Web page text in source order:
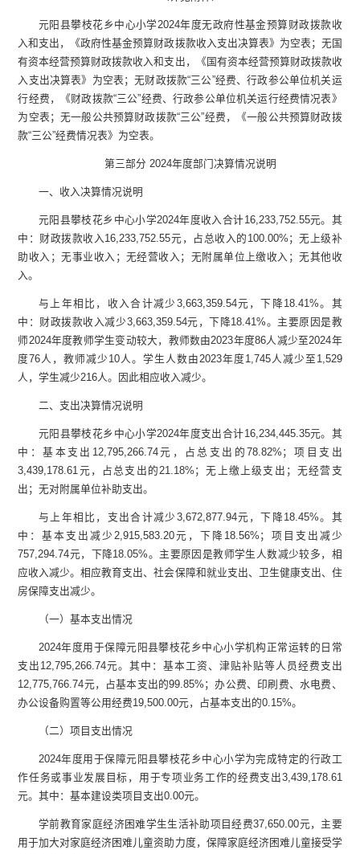
元阳县攀枝花乡中心小学2024年度无政府性基金预算财政拨款收
入和支出，《政府性基金预算财政拨款收入支出决算表》为空表；无国
有资本经营预算财政拨款收入和支出，《国有资本经营预算财政拨款收
入支出决算表》为空表；无财政拨款“三公”经费、行政参公单位机关运
行经费，《财政拨款“三公”经费、行政参公单位机关运行经费情况表》
为空表；无一般公共预算财政拨款“三公”经费，《一般公共预算财政拨
款“三公”经费情况表》为空表。
第三部分 2024年度部门决算情况说明
一、收入决算情况说明
元阳县攀枝花乡中心小学2024年度收入合计16,233,752.55元。其
中：财政拨款收入16,233,752.55元 ，占总收入的 100.00% ； 无 上级补
助收入； 无事业收入； 无经营收入； 无附属单位 上缴收入； 无其他收
入。
与上年相比， 收入合计减少 3,663,359.54元，下降18.41%。其
中： 财政拨款收入减少3,663,359.54元，下降18.41%。 主要原因是教
师2024年度教师学生变动较大，教师数由2023年度86人减少至2024年
度76人，教师减少 10人。学生人数由2023年度 1,745人减少至 1,529
人，学生减少216人。因此相应收入减少。
二、支出决算情况说明
元阳县攀枝花乡中心小学2024年度支出合计16,234,445.35元。其
中：基本支出 12,795,266.74元 ，占总支出的78.82% ；项目支出
3,439,178.61元 ，占总支出的21.18% ； 无 上缴上级支出； 无经营支
出；无对附属单位补助支出。
与上年相比，支出合计减少 3,672,877.94元，下降18.45%。其
中：基本支出 减少2,915,583.20元， 下降 18.56% ；项目支出 减少
757,294.74元， 下降18.05%。 主要原因 是教师学生人数减少较多，相
应收入减少。相应教育支出、社会保障和就业支出、卫生健康支出、住
房保障支出减少。
（一）基本支出情况
2024年度用于保障元阳县攀枝花乡中心小学机构正常运转的日常
支出 12,795,266.74元。其中：基本工资、津贴补贴等人员经费支出
12,775,766.74元， 占基本支出的99.85% ；办公费、印刷费、水电费、
办公设备购置等公用经费19,500.00元， 占基本支出的0.15%。
（二）项目支出情况
2024年度用于保障元阳县攀枝花乡中心小学为完成特定的行政工
作任务或事业发展目标，用于专项业务工作的经费支出3,439,178.61
元。其中：基本建设类项目支出0.00元。
学前教育家庭经济困难学生生活补助项目经费37,650.00元，主要
用于加大对家庭经济困难儿童资助力度，保障家庭经济困难儿童接受学